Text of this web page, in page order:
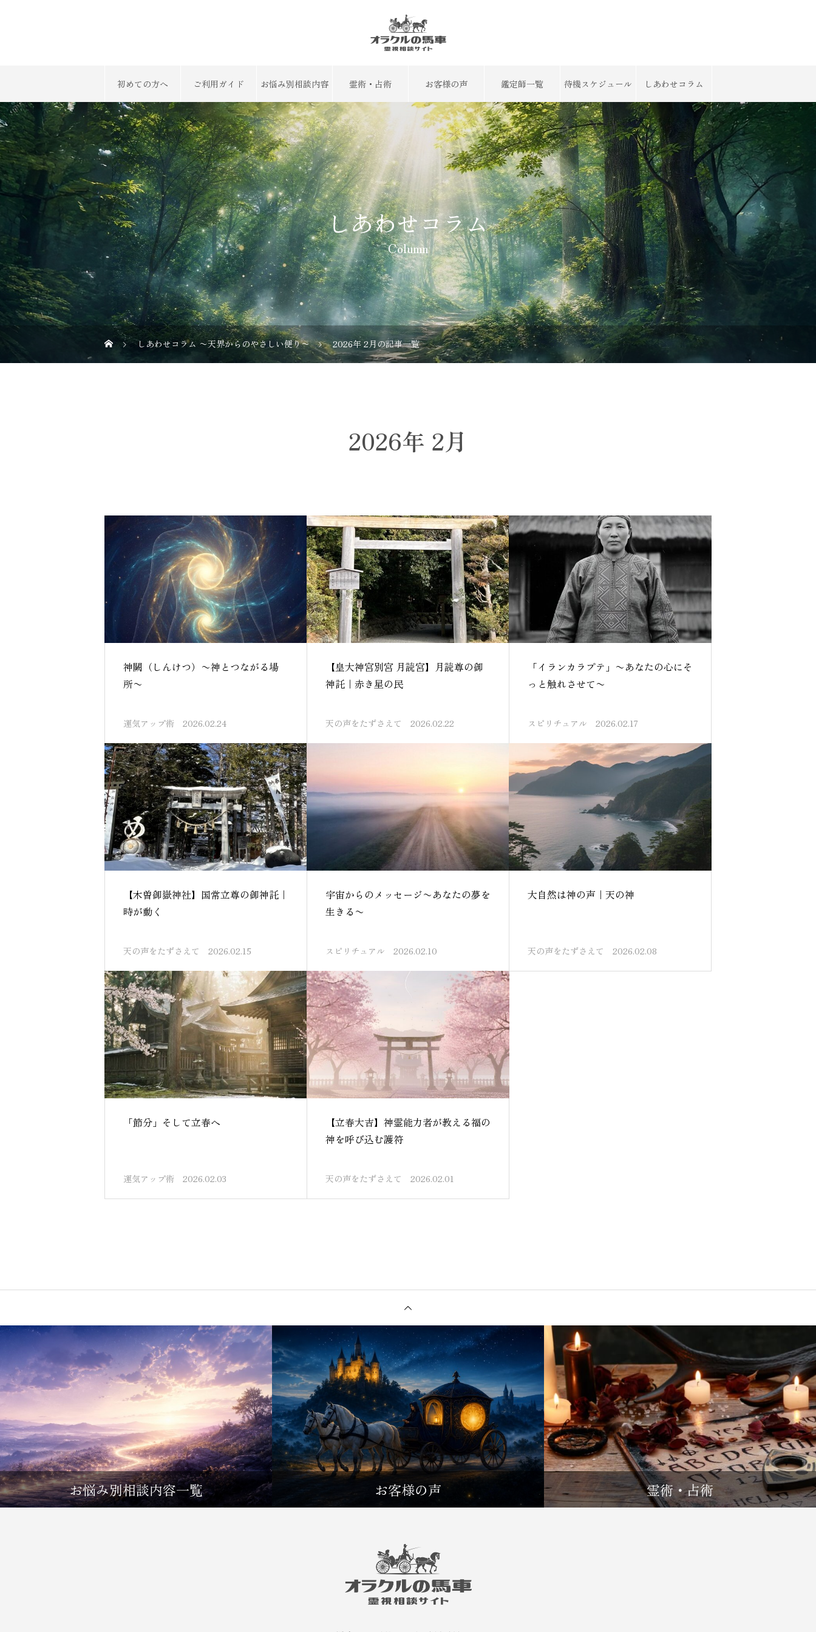
初めての方へ ご利用ガイド お悩み別相談内容 霊術・占術 お客様の声 鑑定師一覧 待機スケジュール しあわせコラム
しあわせコラム
Column
しあわせコラム 〜天界からのやさしい便り〜 2026年 2月の記事一覧
2026年 2月
神闕（しんけつ）〜神とつながる場
所〜
運気アップ術 2026.02.24
【皇大神宮別宮 月読宮】月読尊の御
神託｜赤き星の民
天の声をたずさえて 2026.02.22
「イランカラプテ」〜あなたの心にそ
っと触れさせて〜
スピリチュアル 2026.02.17
【木曽御嶽神社】国常立尊の御神託｜
時が動く
天の声をたずさえて 2026.02.15
宇宙からのメッセージ〜あなたの夢を
生きる〜
スピリチュアル 2026.02.10
大自然は神の声｜天の神
天の声をたずさえて 2026.02.08
「節分」そして立春へ
運気アップ術 2026.02.03
【立春大吉】神霊能力者が教える福の
神を呼び込む護符
天の声をたずさえて 2026.02.01
お悩み別相談内容一覧 お客様の声 霊術・占術